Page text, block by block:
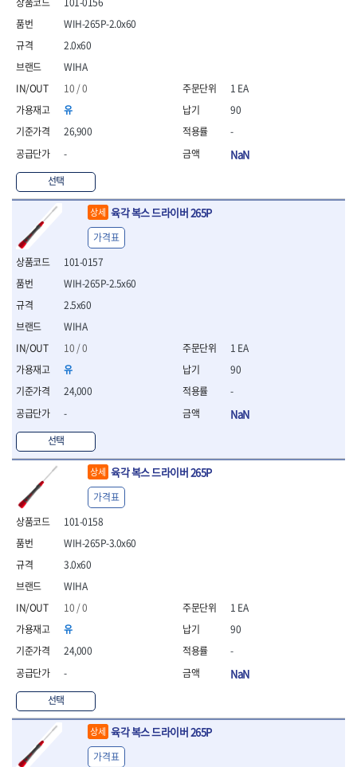
- 날교환드라이버세트
- 드라이버핸들
- 비트세트
- 비트홀다드라이버세트
- 드라이버블레이드
- 비트드라이버
- 육각비트
- 검전드라이버
- 육각T렌치
- 전동비트홀다
- 드라이버비트세트
- 옵셋드라이버
- 스크래퍼드라이버
- 시계드라이버
- 기어렌치
- 육각복스드라이버
- 스크류드라이버
- 툴첵플러스
- 조절식렌치
- 볼트세터
- 너트드라이버
- 라쳇렌치
- 임팩엑스트라롱소켓
- 파워렌치
- 드릴척아답타
- 조인트플러그소켓
- 옵셋렌치
- 파워렌치
- 소켓홀더
- 토크아답타
- 비트소켓세트
- 포지비트
- 임팩별비트
- 임팩일자비트
- 임팩포지비트
- 임팩십자비트
- 십자비트
- 임팩별비트소켓
- 임팩XZN비트소켓
- 에어리베터기
- 타이어압력게이지
- 에어폴리셔
- 건식그라인더
- 연마지그
목공기계
- 샌더폴리셔
이젠
일레드
츠노다(TTC)
타이거(TIGER)
협성
황금손
WIHA
10 / 0
유
26,900
-
선택
WIH-265P-2.0x60
2.0x60
1 EA
90
-
NaN
상세 육각 복스 드라이버 265P
101-0157
WIHA
10 / 0
유
24,000
-
선택
WIH-265P-2.5x60
2.5x60
가격표
1 EA
90
-
NaN
상세 육각 복스 드라이버 265P
101-0158
WIHA
10 / 0
유
24,000
-
선택
WIH-265P-3.0x60
3.0x60
가격표
1 EA
90
-
NaN
상세 육각 복스 드라이버 265P
가격표